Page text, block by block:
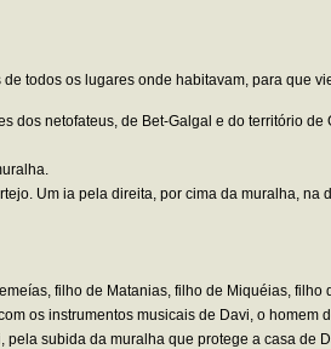
todos os lugares onde habitavam, para que
netofateus, de Bet-Galgal e do território de
Um ia pela direita, por cima da muralha, na
filho de Matanias, filho de Miquéias, filho
os instrumentos musicais de Davi, o homem
subida da muralha que protege a casa de